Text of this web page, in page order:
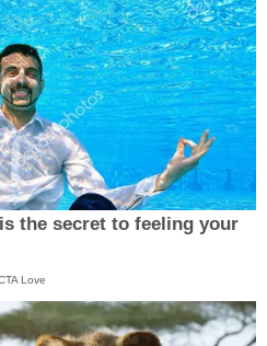
the secret to feeling your
Love